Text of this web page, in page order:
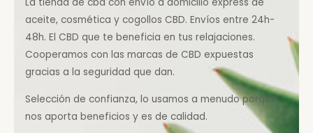
La tienda de cbd con envío a domicilio express de
aceite, cosmética y cogollos CBD. Envíos entre 24h-
48h. El CBD que te beneficia en tus relajaciones.
Cooperamos con las marcas de CBD expuestas
gracias a la seguridad que dan.
Selección de confianza, lo usamos a menudo porque
nos aporta beneficios y es de calidad.